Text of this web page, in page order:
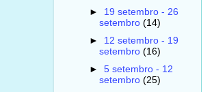
► 19 setembro - 26
setembro (14)
► 12 setembro - 19
setembro (16)
► 5 setembro - 12
setembro (25)